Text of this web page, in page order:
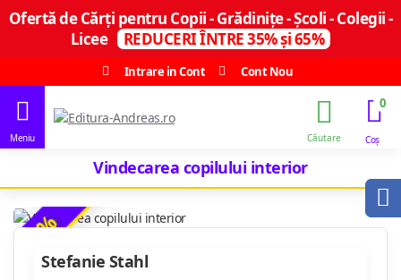
Ofertă de Cărți pentru Copii - Grădinițe - Școli - Colegii -
Licee
REDUCERI ÎNTRE 35% și 65%
Intrare in Cont
Cont Nou
0
Vindecarea copilului interior
-8 %
Stefanie Stahl